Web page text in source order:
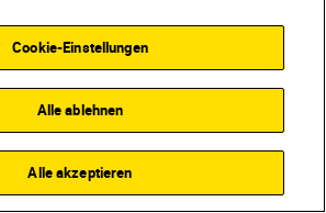
Learn & Explore
Gear Frøydis Geithus...
Cookie-Einstellungen
Alle ablehnen
Alle akzeptieren